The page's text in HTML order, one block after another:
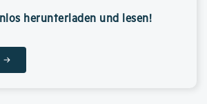
herunterladen und lesen!